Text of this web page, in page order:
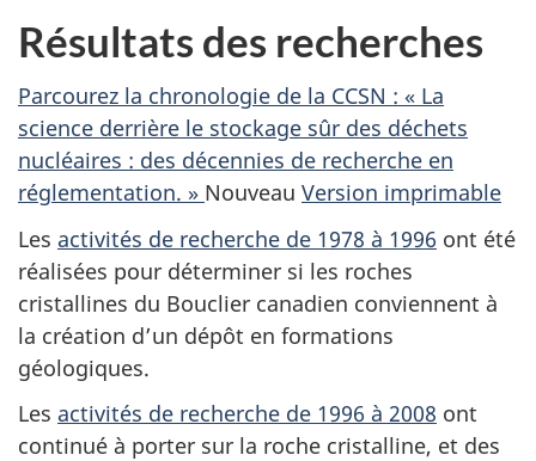
Résultats des recherches
Parcourez la chronologie de la CCSN : « La
science derrière le stockage sûr des déchets
nucléaires : des décennies de recherche en
réglementation. » Nouveau Version imprimable
Les activités de recherche de 1978 à 1996 ont été
réalisées pour déterminer si les roches
cristallines du Bouclier canadien conviennent à
la création d’un dépôt en formations
géologiques.
Les activités de recherche de 1996 à 2008 ont
continué à porter sur la roche cristalline, et des